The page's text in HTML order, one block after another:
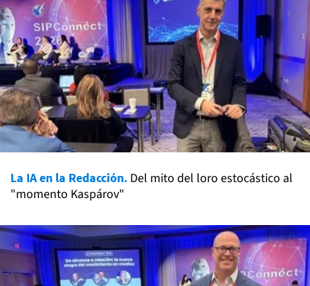
La IA en la Redacción. Del mito del loro estocástico al
"momento Kaspárov"